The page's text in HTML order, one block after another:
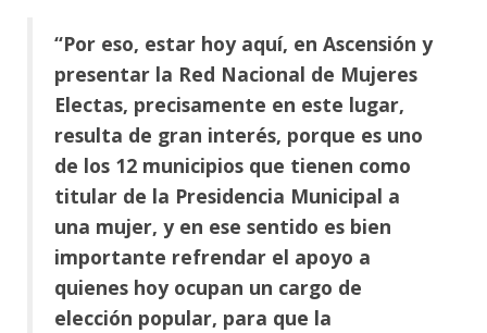
“Por eso, estar hoy aquí, en Ascensión y
presentar la Red Nacional de Mujeres
Electas, precisamente en este lugar,
resulta de gran interés, porque es uno
de los 12 municipios que tienen como
titular de la Presidencia Municipal a
una mujer, y en ese sentido es bien
importante refrendar el apoyo a
quienes hoy ocupan un cargo de
elección popular, para que la